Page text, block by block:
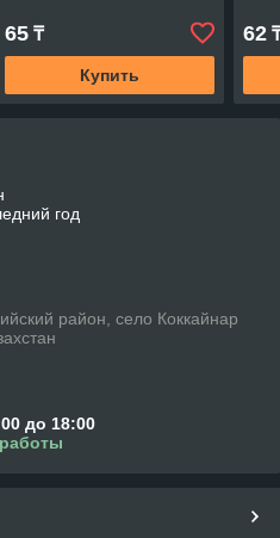
65₸
Купить
62
год
район, село Коккайнар
до 18:00